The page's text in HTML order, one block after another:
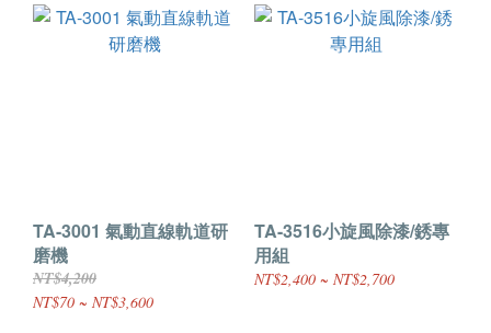
TA-3001 氣動直線軌道研
磨機
NT$4,200
NT$70 ~ NT$3,600
TA-3516小旋風除漆/銹專
用組
NT$2,400 ~ NT$2,700